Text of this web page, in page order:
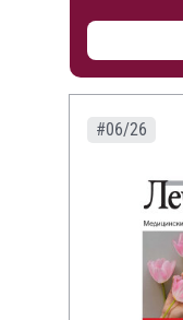
#06/26